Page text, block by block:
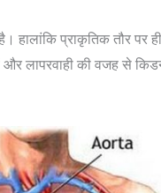
हालांकि प्राकृतिक तौर पर
लापरवाही की वजह से